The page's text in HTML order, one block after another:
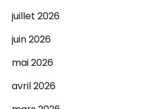
juillet 2026
juin 2026
mai 2026
avril 2026